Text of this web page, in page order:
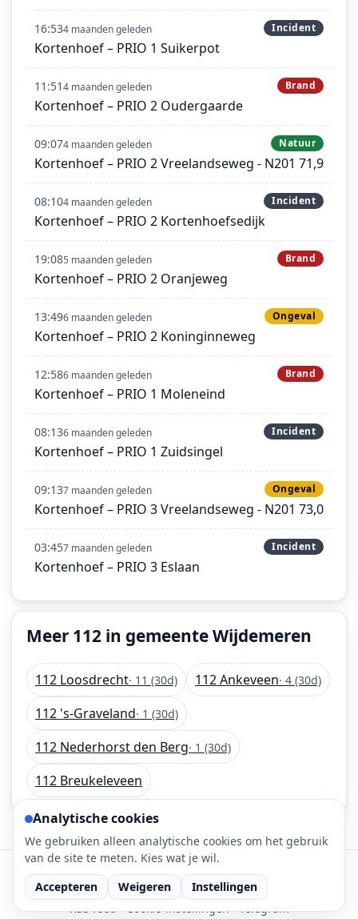
16:534 maanden geleden Incident
Kortenhoef – PRIO 1 Suikerpot
11:514 maanden geleden Brand
Kortenhoef – PRIO 2 Oudergaarde
09:074 maanden geleden Natuur
Kortenhoef – PRIO 2 Vreelandseweg - N201 71,9
08:104 maanden geleden Incident
Kortenhoef – PRIO 2 Kortenhoefsedijk
19:085 maanden geleden Brand
Kortenhoef – PRIO 2 Oranjeweg
13:496 maanden geleden Ongeval
Kortenhoef – PRIO 2 Koninginneweg
12:586 maanden geleden Brand
Kortenhoef – PRIO 1 Moleneind
08:136 maanden geleden Incident
Kortenhoef – PRIO 1 Zuidsingel
09:137 maanden geleden Ongeval
Kortenhoef – PRIO 3 Vreelandseweg - N201 73,0
03:457 maanden geleden Incident
Kortenhoef – PRIO 3 Eslaan
Meer 112 in gemeente Wijdemeren
112 Loosdrecht· 11 (30d) 112 Ankeveen· 4 (30d)
112 's-Graveland· 1 (30d)
112 Nederhorst den Berg· 1 (30d)
112 Breukeleveen
112-meldingen.nl • 112 meldingen is onderdeel
van DaLec.
RSS feed·Cookie-instellingen·Telegram
Analytische cookies
We gebruiken alleen analytische cookies om het gebruik
van de site te meten. Kies wat je wil.
Accepteren
Weigeren Instellingen